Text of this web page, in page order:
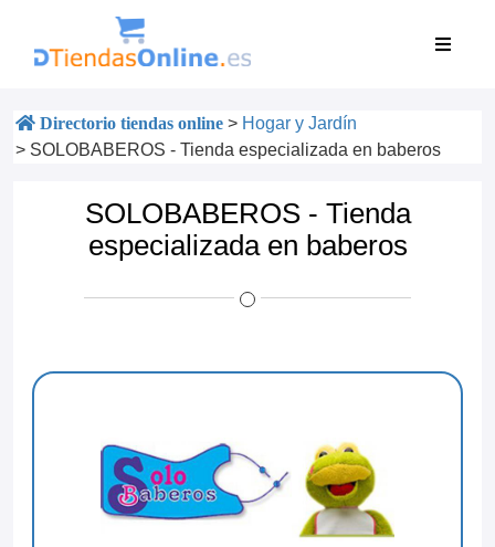
Directorio tiendas online > Hogar y Jardín
> SOLOBABEROS - Tienda especializada en baberos
SOLOBABEROS - Tienda
especializada en baberos